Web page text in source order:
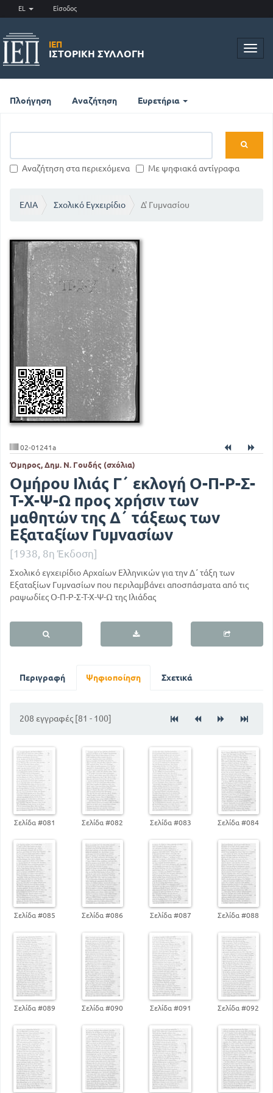
EL Είσοδος
ΙΕΠ
ΙΣΤΟΡΙΚΉ ΣΥΛΛΟΓΉ
Πλοήγηση Αναζήτηση Ευρετήρια
Αναζήτηση στα περιεχόμενα Με ψηφιακά αντίγραφα
ΕΛΙΑ Σχολικό Εγχειρίδιο Δ' Γυμνασίου
02-01241a
Όμηρος, Δημ. Ν. Γουδής (σχόλια)
Ομήρου Ιλιάς Γ΄ εκλογή Ο-Π-Ρ-Σ-
Τ-Χ-Ψ-Ω προς χρήσιν των
μαθητών της Δ΄ τάξεως των
Εξαταξίων Γυμνασίων
[1938, 8η Έκδοση]
Σχολικό εγχειρίδιο Αρχαίων Ελληνικών για την Δ΄ τάξη των
Εξαταξίων Γυμνασίων που περιλαμβάνει αποσπάσματα από τις
ραψωδίες Ο-Π-Ρ-Σ-Τ-Χ-Ψ-Ω της Ιλιάδας
Περιγραφή Ψηφιοποίηση Σχετικά
208 εγγραφές [81 - 100]
Σελίδα #081 Σελίδα #082 Σελίδα #083 Σελίδα #084
Σελίδα #085 Σελίδα #086 Σελίδα #087 Σελίδα #088
Σελίδα #089 Σελίδα #090 Σελίδα #091 Σελίδα #092